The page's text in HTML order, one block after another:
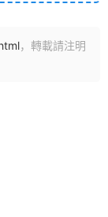
，轉載請注明